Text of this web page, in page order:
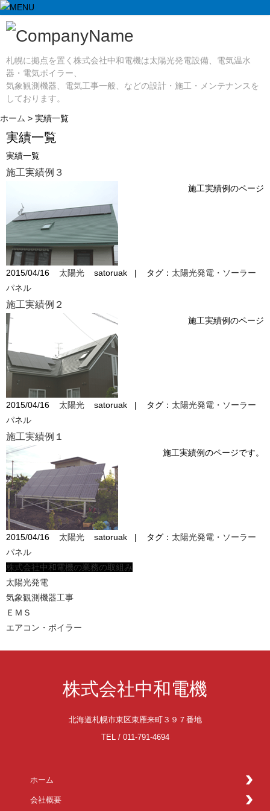
札幌に拠点を置く株式会社中和電機は太陽光発電設備、電気温水
器・電気ボイラー、
気象観測機器、電気工事一般、などの設計・施工・メンテナンスを
しております。
ホーム > 実績一覧
実績一覧
実績一覧
施工実績例３
施工実績例のページ
2015/04/16 太陽光 satoruak | タグ： 太陽光発電・ソーラー
パネル
施工実績例２
施工実績例のページ
2015/04/16 太陽光 satoruak | タグ： 太陽光発電・ソーラー
パネル
施工実績例１
施工実績例のページです。
2015/04/16 太陽光 satoruak | タグ： 太陽光発電・ソーラー
パネル
株式会社中和電機の業務の取組み
太陽光発電
気象観測機器工事
ＥＭＳ
エアコン・ボイラー
株式会社中和電機
北海道札幌市東区東雁来町３９７番地
TEL / 011-791-4694
ホーム
会社概要